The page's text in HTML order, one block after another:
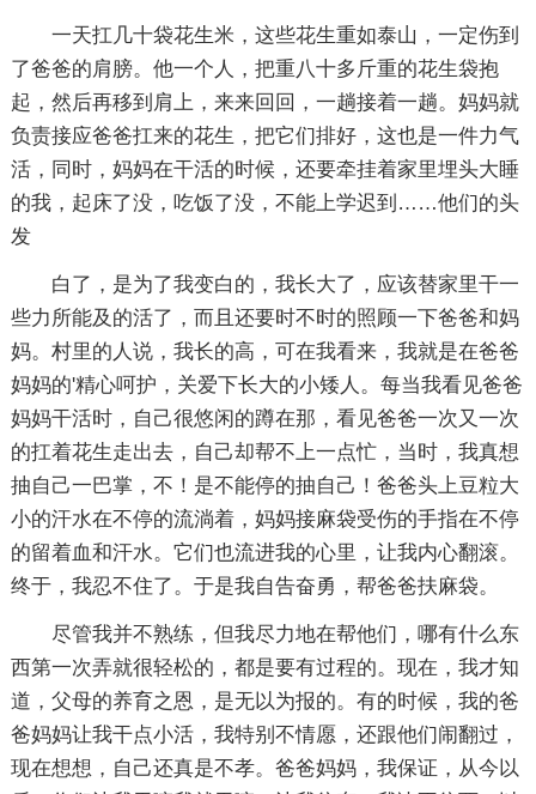
一天扛几十袋花生米，这些花生重如泰山，一定伤到
了爸爸的肩膀。他一个人，把重八十多斤重的花生袋抱
起，然后再移到肩上，来来回回，一趟接着一趟。妈妈就
负责接应爸爸扛来的花生，把它们排好，这也是一件力气
活，同时，妈妈在干活的时候，还要牵挂着家里埋头大睡
的我，起床了没，吃饭了没，不能上学迟到……他们的头
发
白了，是为了我变白的，我长大了，应该替家里干一
些力所能及的活了，而且还要时不时的照顾一下爸爸和妈
妈。村里的人说，我长的高，可在我看来，我就是在爸爸
妈妈的'精心呵护，关爱下长大的小矮人。每当我看见爸爸
妈妈干活时，自己很悠闲的蹲在那，看见爸爸一次又一次
的扛着花生走出去，自己却帮不上一点忙，当时，我真想
抽自己一巴掌，不！是不能停的抽自己！爸爸头上豆粒大
小的汗水在不停的流淌着，妈妈接麻袋受伤的手指在不停
的留着血和汗水。它们也流进我的心里，让我内心翻滚。
终于，我忍不住了。于是我自告奋勇，帮爸爸扶麻袋。
尽管我并不熟练，但我尽力地在帮他们，哪有什么东
西第一次弄就很轻松的，都是要有过程的。现在，我才知
道，父母的养育之恩，是无以为报的。有的时候，我的爸
爸妈妈让我干点小活，我特别不情愿，还跟他们闹翻过，
现在想想，自己还真是不孝。爸爸妈妈，我保证，从今以